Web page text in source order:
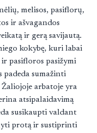
melisos, pasiflorų,
ir ašvagandos
ir gerą savijautą.
kokybę, kuri labai
pasifloros pasižymi
padeda sumažinti
arbatoje yra
atsipalaidavimą
susikaupti valdant
protą ir sustiprinti